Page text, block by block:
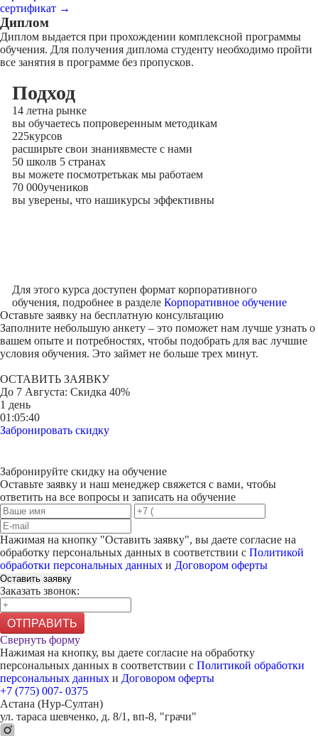
сертификат →
Диплом
Диплом выдается при прохождении комплексной программы
обучения. Для получения диплома студенту необходимо пройти
все занятия в программе без пропусков.
Подход
14 летна рынке
вы обучаетесь попроверенным методикам
225курсов
расширьте свои знаниявместе с нами
50 школв 5 странах
вы можете посмотретькак мы работаем
70 000учеников
вы уверены, что нашикурсы эффективны
Для этого курса доступен формат корпоративного
обучения, подробнее в разделе Корпоративное обучение
Оставьте заявку на бесплатную консультацию
Заполните небольшую анкету – это поможет нам лучше узнать о
вашем опыте и потребностях, чтобы подобрать для вас лучшие
условия обучения. Это займет не больше трех минут.
ОСТАВИТЬ ЗАЯВКУ
До 7 Августа: Скидка 40%
1 день
01:05:40
Забронировать скидку
Забронируйте скидку на обучение
Оставьте заявку и наш менеджер свяжется с вами, чтобы
ответить на все вопросы и записать на обучение
Нажимая на кнопку "Оставить заявку", вы даете согласие на
обработку персональных данных в соответствии с Политикой
обработки персональных данных и Договором оферты
Оставить заявку
Заказать звонок:
ОТПРАВИТЬ
Свернуть форму
Нажимая на кнопку, вы даете согласие на обработку
персональных данных в соответствии с Политикой обработки
персональных данных и Договором оферты
+7 (775) 007- 0375
Астана (Нур-Султан)
ул. тараса шевченко, д. 8/1, вп-8, "грачи"